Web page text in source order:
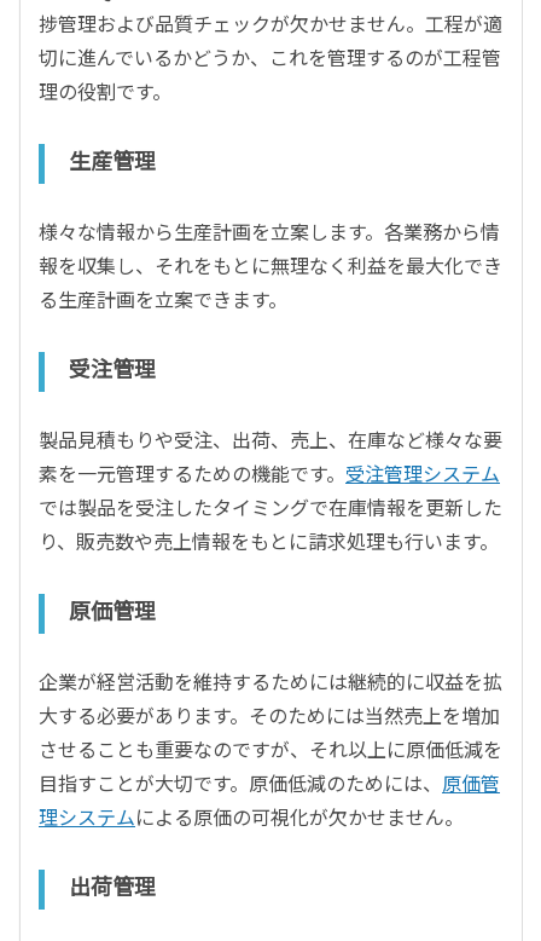
捗管理および品質チェックが欠かせません。工程が適
切に進んでいるかどうか、これを管理するのが工程管
理の役割です。
生産管理
様々な情報から生産計画を立案します。各業務から情
報を収集し、それをもとに無理なく利益を最大化でき
る生産計画を立案できます。
受注管理
製品見積もりや受注、出荷、売上、在庫など様々な要
素を一元管理するための機能です。 受注管理システム
では製品を受注したタイミングで在庫情報を更新した
り、販売数や売上情報をもとに請求処理も行います。
原価管理
企業が経営活動を維持するためには継続的に収益を拡
大する必要があります。そのためには当然売上を増加
させることも重要なのですが、それ以上に原価低減を
目指すことが大切です。原価低減のためには、 原価管
理システムによる原価の可視化が欠かせません。
出荷管理